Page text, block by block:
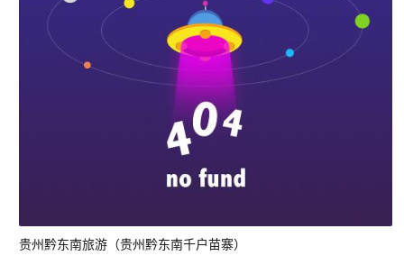
贵州黔东南旅游（贵州黔东南千户苗寨）